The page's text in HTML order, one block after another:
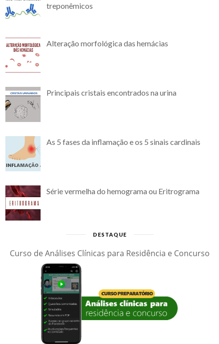
treponêmicos
Alteração morfológica das hemácias
Principais cristais encontrados na urina
As 5 fases da inflamação e os 5 sinais cardinais
Série vermelha do hemograma ou Eritrograma
DESTAQUE
Curso de Análises Clínicas para Residência e Concurso